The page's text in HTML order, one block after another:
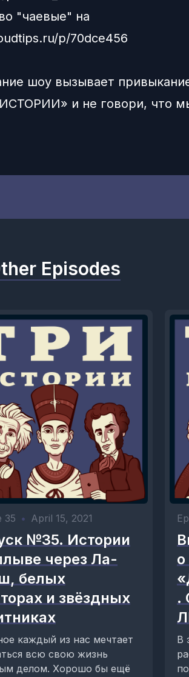
"чаевые" на
p/70dce456
шоу вызывает
и не говори, что
Episodes
35 • April 15, 2021
№35. Истории
через Ла-
белых
и звёздных
каждый из нас мечтает
всю свою жизнь
делом. Хорошо бы ещё
.
В